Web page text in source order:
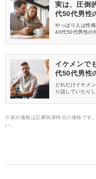
実は、圧倒
代50代男性
やっぱり人は性
40代50代男性の
イケメンで
代50代男性
どれだけイケメ
り話していたり
正直な意見と共
※表示価格は記事執筆時点の価格です
い。